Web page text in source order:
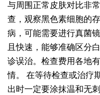
与周围正常皮肤对比非
查，观察黑色素细胞的
病，可能需要进行真菌
且快速，能够准确区分
诊误治。检查费用各地
情。
在等待检查或治疗
出时一定要涂抹温和无